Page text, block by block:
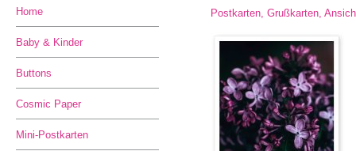
Home
Baby & Kinder
Buttons
Cosmic Paper
Mini-Postkarten
Postkarten, Grußkarten,